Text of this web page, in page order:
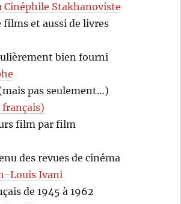
Cinéphile Stakhanoviste
films et aussi de livres
bien fourni
pas seulement…)
français)
film par film
des revues de cinéma
Louis Ivani
de 1945 à 1962